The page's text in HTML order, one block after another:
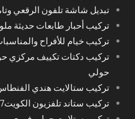
تبديل شاشة تلفون الرقعي
تركيب أحبار طابعات حديثة
تركيب خيام للأفراح
تركيب دكتات تكييف مركزي
حولي
تركيب ستالايت هندي
تركيب ستاند تلفزيون الكويت50355377